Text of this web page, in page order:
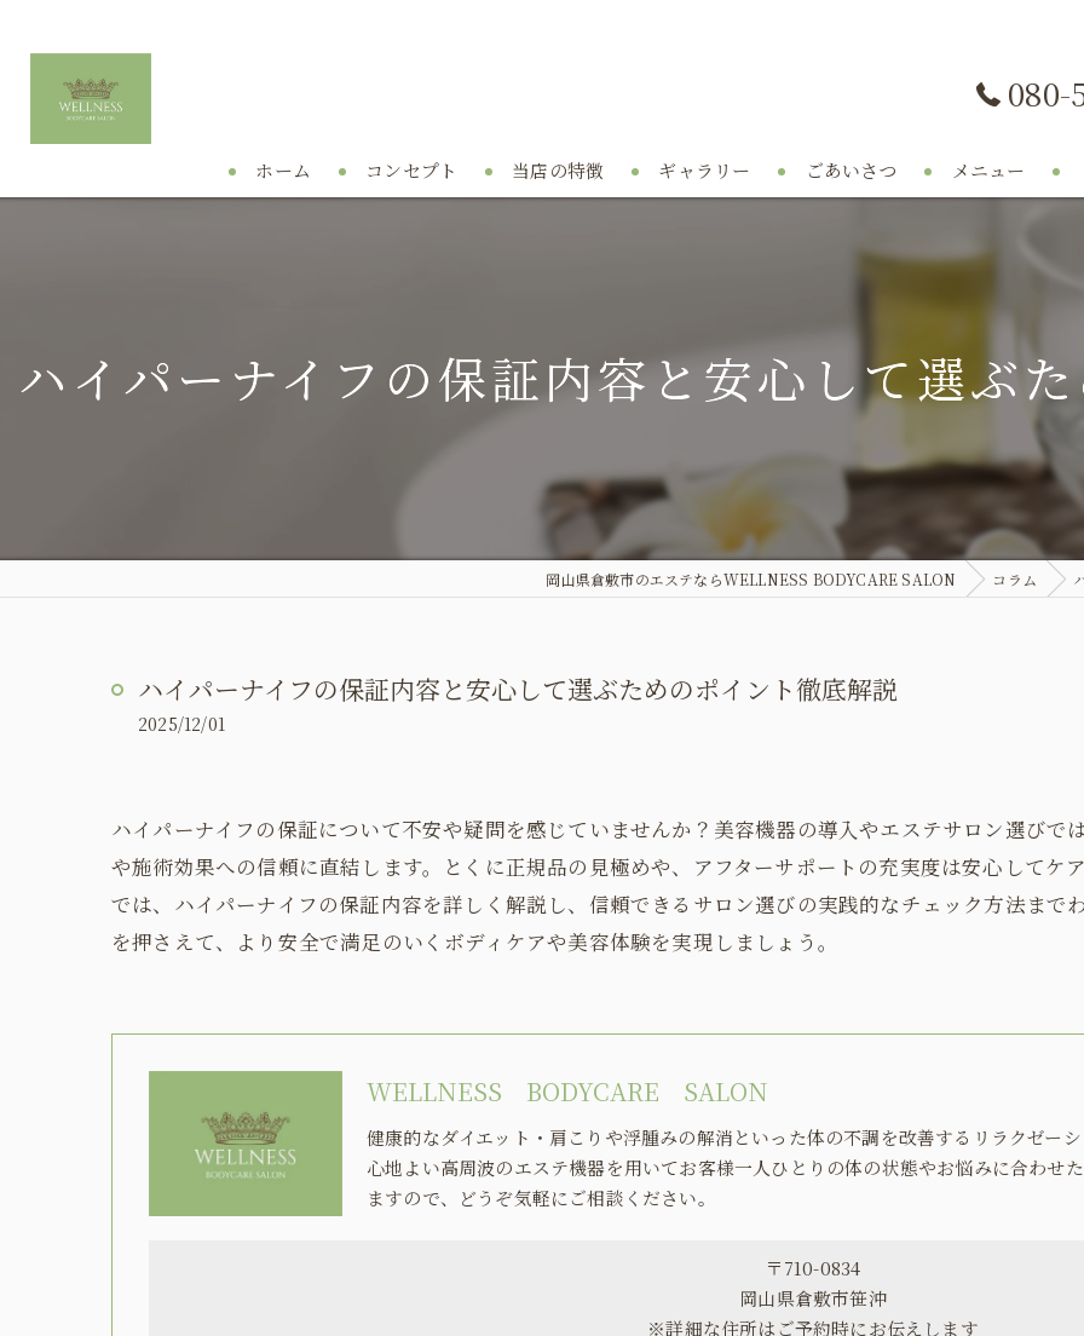
080-
ホーム コンセプト 当店の特徴
ハイパーナイフ
リラクゼーション
ギャラリー ごあいさつ メニュー
ハイパーナイフの保証内容と安心して選ぶ
岡山県倉敷市のエステならWELLNESS BODYCARE SALON コラム
ハイパーナイフの保証内容と安心して選ぶためのポイント徹底解説
2025/12/01
ハイパーナイフの保証について不安や疑問を感じていませんか？美容機器の導入やエステサロン選びで
や施術効果への信頼に直結します。とくに正規品の見極めや、アフターサポートの充実度は安心してケ
では、ハイパーナイフの保証内容を詳しく解説し、信頼できるサロン選びの実践的なチェック方法まで
を押さえて、より安全で満足のいくボディケアや美容体験を実現しましょう。
WELLNESS BODYCARE SALON
健康的なダイエット・肩こりや浮腫みの解消といった体の不調を改善するリラクゼー
心地よい高周波のエステ機器を用いてお客様一人ひとりの体の状態やお悩みに合わせ
ますので、どうぞ気軽にご相談ください。
〒710-0834
岡山県倉敷市笹沖
※詳細な住所はご予約時にお伝えします